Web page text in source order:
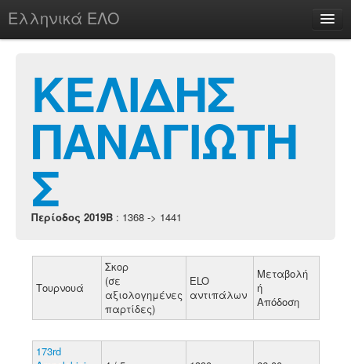
Ελληνικά ΕΛΟ
chesstu.be @ discord
Login
ΚΕΛΙΔΗΣ
ΠΑΝΑΓΙΩΤΗ
Σ
Περίοδος 2019B : 1368 -> 1441
Τουρνουά
Σκορ
(σε
αξιολογημένες
παρτίδες)
ELO
αντιπάλων
Μεταβολή
ή
Απόδοση
173rd